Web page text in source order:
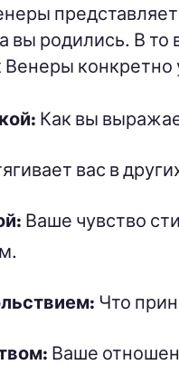
вы родились. В
конкретно
Как вы
вас в
Ваше чувство
Что
Ваше